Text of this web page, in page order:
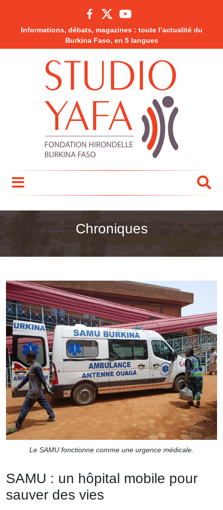
Informations, débats, magazines : toute l’actualité du
Burkina Faso, en 5 langues
Chroniques
Le SAMU fonctionne comme une urgence médicale.
SAMU : un hôpital mobile pour
sauver des vies